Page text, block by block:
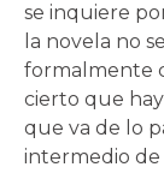
se inquiere
la novela no
formalmente
cierto que
que va de lo
intermedio